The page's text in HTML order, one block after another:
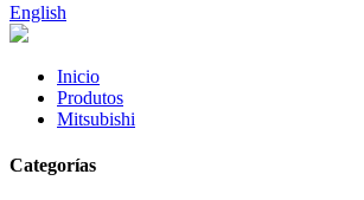
English
Inicio
Produtos
Mitsubishi
Categorías